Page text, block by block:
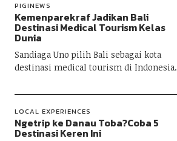
PIGINEWS
Kemenparekraf Jadikan Bali
Destinasi Medical Tourism Kelas
Dunia
Sandiaga Uno pilih Bali sebagai kota
destinasi medical tourism di Indonesia.
LOCAL EXPERIENCES
Ngetrip ke Danau Toba?Coba 5
Destinasi Keren Ini